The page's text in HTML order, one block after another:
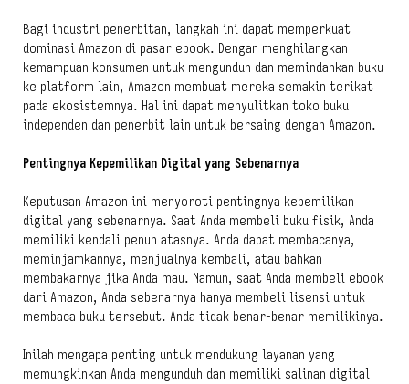
Bagi industri penerbitan, langkah ini dapat memperkuat
dominasi Amazon di pasar ebook. Dengan menghilangkan
kemampuan konsumen untuk mengunduh dan memindahkan buku
ke platform lain, Amazon membuat mereka semakin terikat
pada ekosistemnya. Hal ini dapat menyulitkan toko buku
independen dan penerbit lain untuk bersaing dengan Amazon.
Pentingnya Kepemilikan Digital yang Sebenarnya
Keputusan Amazon ini menyoroti pentingnya kepemilikan
digital yang sebenarnya. Saat Anda membeli buku fisik, Anda
memiliki kendali penuh atasnya. Anda dapat membacanya,
meminjamkannya, menjualnya kembali, atau bahkan
membakarnya jika Anda mau. Namun, saat Anda membeli ebook
dari Amazon, Anda sebenarnya hanya membeli lisensi untuk
membaca buku tersebut. Anda tidak benar-benar memilikinya.
Inilah mengapa penting untuk mendukung layanan yang
memungkinkan Anda mengunduh dan memiliki salinan digital